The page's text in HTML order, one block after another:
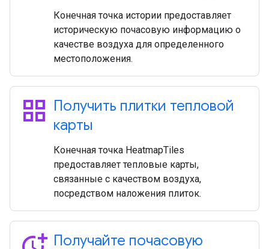
Конечная точка истории предоставляет
историческую почасовую информацию о
качестве воздуха для определенного
местоположения.
grid_view Получить плитки тепловой
карты
Конечная точка HeatmapTiles
предоставляет тепловые карты,
связанные с качеством воздуха,
посредством наложения плиток.
Получайте почасовую